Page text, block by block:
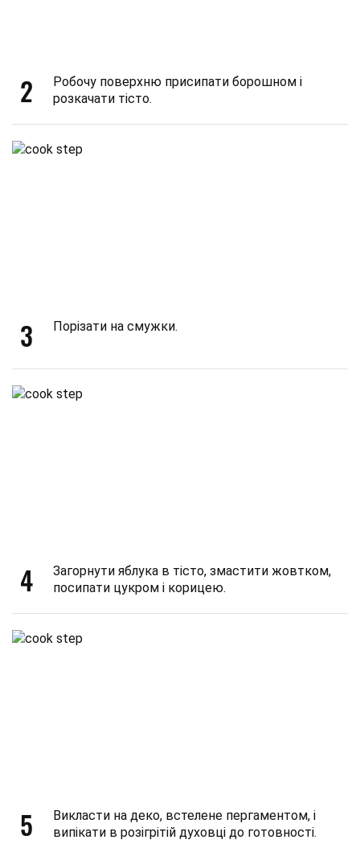
2
Робочу поверхню присипати борошном і
розкачати тісто.
3 Порізати на смужки.
4
Загорнути яблука в тісто, змастити жовтком,
посипати цукром і корицею.
5
Викласти на деко, встелене пергаментом, і
випікати в розігрітій духовці до готовності.